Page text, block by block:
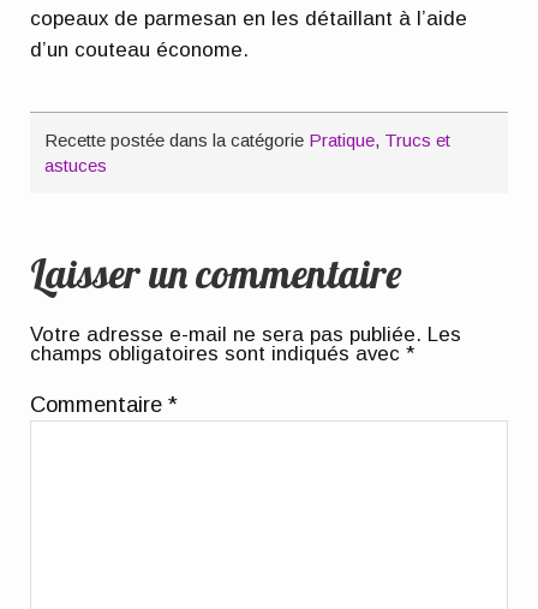
copeaux de parmesan en les détaillant à l’aide
d’un couteau économe.
Recette postée dans la catégorie Pratique, Trucs et
astuces
Laisser un commentaire
Votre adresse e-mail ne sera pas publiée. Les
champs obligatoires sont indiqués avec*
Commentaire*